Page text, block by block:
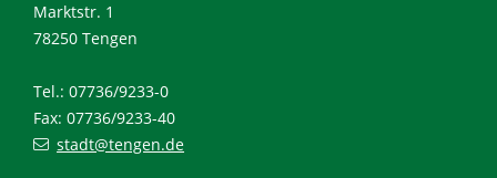
Marktstr. 1
78250 Tengen
Tel.: 07736/9233-0
Fax: 07736/9233-40
stadt@tengen.de